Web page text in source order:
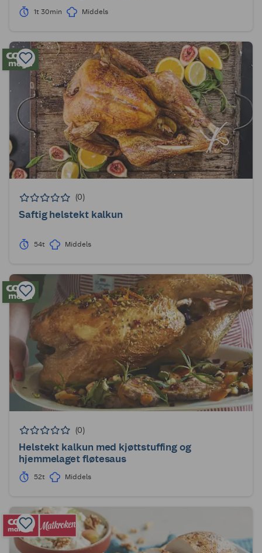
1t 30min Middels
(0)
Saftig helstekt kalkun
54t Middels
(0)
Helstekt kalkun med kjøttstuffing og
hjemmelaget fløtesaus
52t Middels